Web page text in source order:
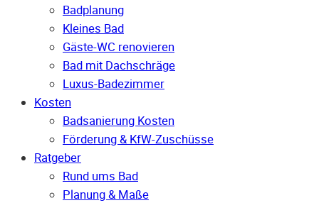
Badplanung
Kleines Bad
Gäste-WC renovieren
Bad mit Dachschräge
Luxus-Badezimmer
Kosten
Badsanierung Kosten
Förderung & KfW-Zuschüsse
Ratgeber
Rund ums Bad
Planung & Maße